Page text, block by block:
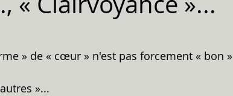
» de « cœur » n'est pas forcement « bon »
»...